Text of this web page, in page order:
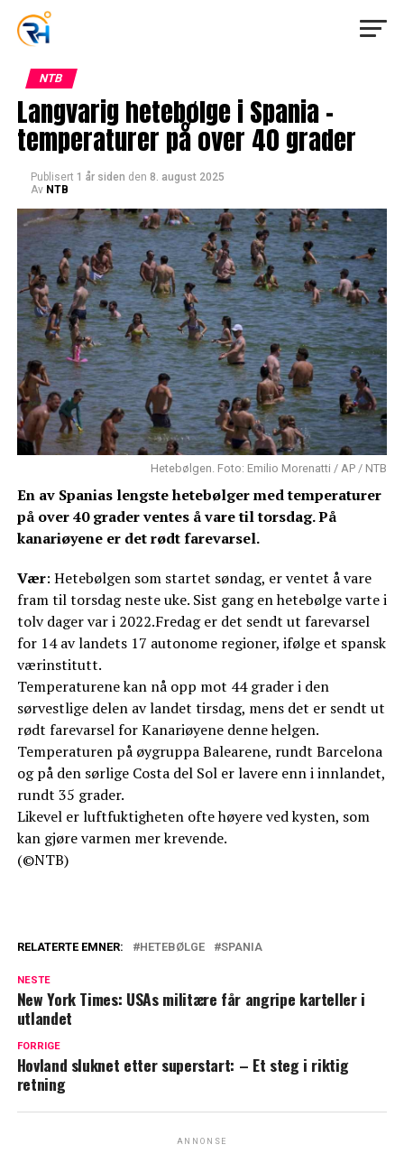
NTB
Langvarig hetebølge i Spania –
temperaturer på over 40 grader
Publisert 1 år siden den 8. august 2025
Av NTB
Hetebølgen. Foto: Emilio Morenatti / AP / NTB
En av Spanias lengste hetebølger med temperaturer
på over 40 grader ventes å vare til torsdag. På
kanariøyene er det rødt farevarsel.
Vær: Hetebølgen som startet søndag, er ventet å vare
fram til torsdag neste uke. Sist gang en hetebølge varte i
tolv dager var i 2022.Fredag er det sendt ut farevarsel
for 14 av landets 17 autonome regioner, ifølge et spansk
værinstitutt.
Temperaturene kan nå opp mot 44 grader i den
sørvestlige delen av landet tirsdag, mens det er sendt ut
rødt farevarsel for Kanariøyene denne helgen.
Temperaturen på øygruppa Balearene, rundt Barcelona
og på den sørlige Costa del Sol er lavere enn i innlandet,
rundt 35 grader.
Likevel er luftfuktigheten ofte høyere ved kysten, som
kan gjøre varmen mer krevende.
(©NTB)
RELATERTE EMNER: HETEBØLGE SPANIA
NESTE
New York Times: USAs militære får angripe karteller i
utlandet
FORRIGE
Hovland sluknet etter superstart: – Et steg i riktig
retning
ANNONSE